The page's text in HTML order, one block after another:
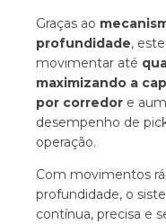
Graças ao
profundidade,
movimentar até
maximizando a
por corredor e
desempenho de
operação.
Com movimentos
profundidade, o
contínua, precisa e